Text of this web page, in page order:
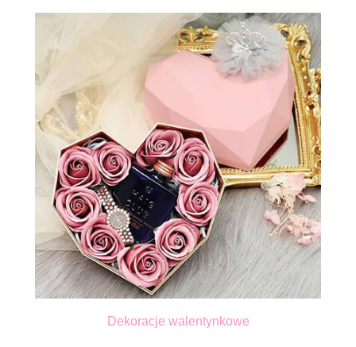
Dekoracje walentynkowe